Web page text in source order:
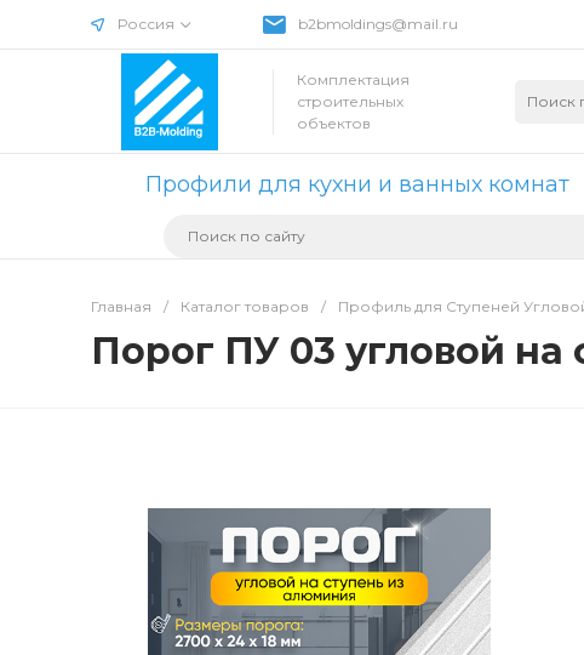
Россия b2bmoldings@mail.ru
Комплектация
строительных
объектов
Профили для кухни и ванных комнат
Главная / Каталог товаров / Профиль для Ступеней
Порог ПУ 03 угловой на